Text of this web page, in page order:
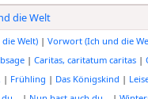
die Welt
Welt)| Vorwort (Ich und die
| Caritas, caritatum caritas|
| Frühling | Das Königskind |